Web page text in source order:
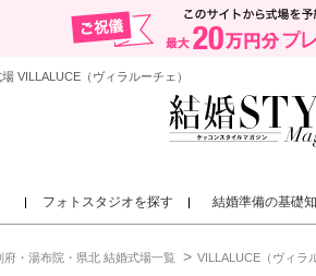
VILLALUCE（ヴィラルーチェ）
フォトスタジオを探す 結婚準備の基礎
府・湯布院・県北 結婚式場一覧 VILLALUCE（ヴィラ